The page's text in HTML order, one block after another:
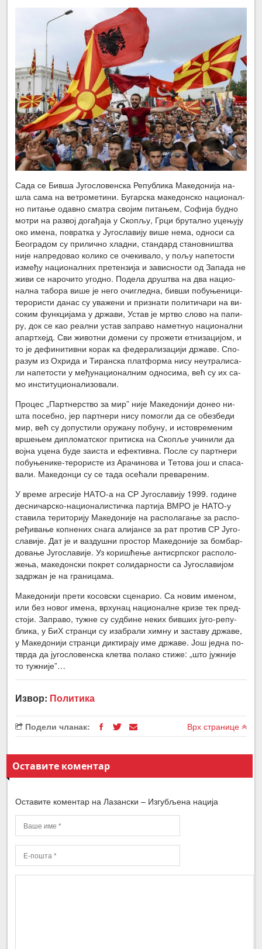
Са­да се Бив­ша Ју­го­сло­вен­ска Ре­пу­бли­ка Ма­ке­до­ни­ја на­
шла са­ма на ве­тро­ме­ти­ни. Бу­гар­ска ма­ке­дон­ско на­ци­о­нал­
но пи­та­ње одав­но сма­тра сво­јим пи­та­њем, Со­фи­ја буд­но
мо­три на раз­вој до­га­ђа­ја у Ско­пљу, Гр­ци бру­тал­но уце­њу­ју
око име­на, по­врат­ка у Ју­го­сла­ви­ју ви­ше не­ма, од­но­си са
Бе­о­гра­дом су при­лич­но хлад­ни, стан­дард ста­нов­ни­штва
ни­је на­пре­до­вао ко­ли­ко се оче­ки­ва­ло, у по­љу на­пе­то­сти
из­ме­ђу на­ци­о­нал­них пре­тен­зи­ја и за­ви­сно­сти од За­па­да не
жи­ви се на­ро­чи­то угод­но. По­де­ла дру­штва на два на­ци­о­
нал­на та­бо­ра ви­ше је не­го очи­глед­на, бив­ши по­бу­ње­ни­ци-
те­ро­ри­сти да­нас су ува­же­ни и при­зна­ти по­ли­ти­ча­ри на ви­
со­ким функ­ци­ја­ма у др­жа­ви, Устав је мр­тво сло­во на па­пи­
ру, док се као ре­ал­ни устав за­пра­во на­мет­нуо на­ци­о­нал­ни
апарт­хејд. Сви жи­вот­ни до­ме­ни су про­же­ти ет­ни­за­ци­јом, и
то је де­фи­ни­тив­ни ко­рак ка фе­де­ра­ли­за­ци­ји др­жа­ве. Спо­
ра­зум из Охри­да и Ти­ран­ска плат­фор­ма ни­су не­у­тра­ли­са­
ли на­пе­то­сти у ме­ђу­на­ци­о­нал­ним од­но­си­ма, већ су их са­
мо ин­сти­ту­ци­о­на­ли­зо­ва­ли.
Про­цес „Парт­нер­ство за мир” ни­је Ма­ке­до­ни­ји до­нео ни­
шта по­себ­но, јер парт­не­ри ни­су по­мо­гли да се обез­бе­ди
мир, већ су до­пу­сти­ли ору­жа­ну по­бу­ну, и исто­вре­ме­ним
вр­ше­њем ди­пло­мат­ског при­ти­ска на Ско­пље учи­ни­ли да
вој­на уце­на бу­де за­и­ста и ефек­тив­на. По­сле су парт­не­ри
по­бу­ње­ни­ке-те­ро­ри­сте из Ара­чи­но­ва и Те­то­ва још и спа­са­
ва­ли. Ма­ке­дон­ци су се та­да осе­ћа­ли пре­ва­ре­ним.
У вре­ме агре­си­је НА­ТО-а на СР Ју­го­сла­ви­ју 1999. го­ди­не
де­сни­чар­ско-на­ци­о­на­ли­стич­ка пар­ти­ја ВМРО је НА­ТО-у
ста­ви­ла те­ри­то­ри­ју Ма­ке­до­ни­је на рас­по­ла­га­ње за рас­по­
ре­ђи­ва­ње коп­не­них сна­га али­јан­се за рат про­тив СР Ју­го­
сла­ви­је. Дат је и ва­зду­шни про­стор Ма­ке­до­ни­је за бом­бар­
до­ва­ње Ју­го­сла­ви­је. Уз ко­ри­шће­ње ан­ти­срп­ског рас­по­ло­
же­ња, ма­ке­дон­ски по­крет со­ли­дар­но­сти са Ју­го­сла­ви­јом
за­др­жан је на гра­ни­ца­ма.
Ма­ке­до­ни­ји пре­ти ко­сов­ски сце­на­рио. Са но­вим име­ном,
или без но­вог име­на, вр­ху­нац на­ци­о­нал­не кри­зе тек пред­
сто­ји. За­пра­во, ту­жне су суд­би­не не­ких бив­ших ју­го-ре­пу­
бли­ка, у БиХ стран­ци су иза­бра­ли хим­ну и за­ста­ву др­жа­ве,
у Ма­ке­до­ни­ји стран­ци дик­ти­ра­ју име др­жа­ве. Још јед­на по­
твр­да да ју­го­сло­вен­ска кле­тва по­ла­ко сти­же: „што ју­жни­је
то ту­жни­је”…
Извор: Политика
Подели чланак: Врх странице
Оставите коментар
Оставите коментар на Лазански – Изгубљена нација